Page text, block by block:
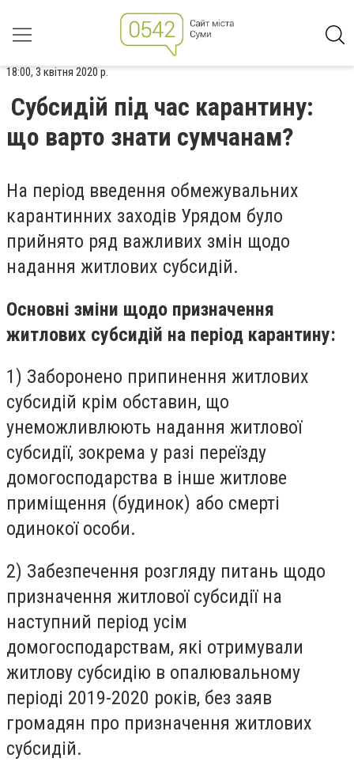
18:00, 3 квітня 2020 р.
Субсидій під час карантину:
що варто знати сумчанам?
На період введення обмежувальних
карантинних заходів Урядом було
прийнято ряд важливих змін щодо
надання житлових субсидій.
Основні зміни щодо призначення
житлових субсидій на період карантину:
1) Заборонено припинення житлових
субсидій крім обставин, що
унеможливлюють надання житлової
субсидії, зокрема у разі переїзду
домогосподарства в інше житлове
приміщення (будинок) або смерті
одинокої особи.
2) Забезпечення розгляду питань щодо
призначення житлової субсидії на
наступний період усім
домогосподарствам, які отримували
житлову субсидію в опалювальному
періоді 2019-2020 років, без заяв
громадян про призначення житлових
субсидій.